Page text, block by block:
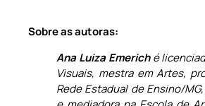
Sobre as autoras:
Ana Luiza Emeriché
Visuais, mestra em Artes,
Rede Estadual de Ensino/